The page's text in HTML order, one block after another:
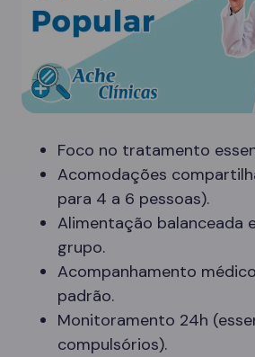
Foco no tratamento
Acomodações
para 4 a 6 pessoas).
Alimentação balanceada
grupo.
Acompanhamento
padrão.
Monitoramento 24h
compulsórios).